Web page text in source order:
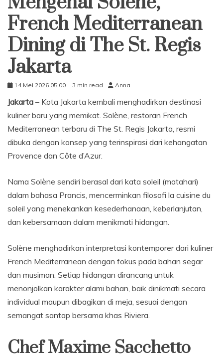
French Mediterranean
Dining di The St. Regis
Jakarta
14 Mei 2026 05:00 3 min read Anna
Jakarta – Kota Jakarta kembali menghadirkan destinasi
kuliner baru yang memikat. Solène, restoran French
Mediterranean terbaru di The St. Regis Jakarta, resmi
dibuka dengan konsep yang terinspirasi dari kehangatan
Provence dan Côte d’Azur.
Nama Solène sendiri berasal dari kata soleil (matahari)
dalam bahasa Prancis, mencerminkan filosofi la cuisine du
soleil yang menekankan kesederhanaan, keberlanjutan,
dan kebersamaan dalam menikmati hidangan.
Solène menghadirkan interpretasi kontemporer dari kuliner
French Mediterranean dengan fokus pada bahan segar
dan musiman. Setiap hidangan dirancang untuk
menonjolkan karakter alami bahan, baik dinikmati secara
individual maupun dibagikan di meja, sesuai dengan
semangat santap bersama khas Riviera.
Chef Maxime Sacchetto